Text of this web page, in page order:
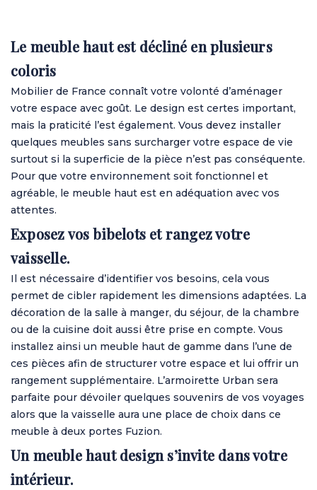
Le meuble haut est décliné en plusieurs
coloris
Mobilier de France connaît votre volonté d’aménager
votre espace avec goût. Le design est certes important,
mais la praticité l’est également. Vous devez installer
quelques meubles sans surcharger votre espace de vie
surtout si la superficie de la pièce n’est pas conséquente.
Pour que votre environnement soit fonctionnel et
agréable, le meuble haut est en adéquation avec vos
attentes.
Exposez vos bibelots et rangez votre
vaisselle.
Il est nécessaire d’identifier vos besoins, cela vous
permet de cibler rapidement les dimensions adaptées. La
décoration de la salle à manger, du séjour, de la chambre
ou de la cuisine doit aussi être prise en compte. Vous
installez ainsi un meuble haut de gamme dans l’une de
ces pièces afin de structurer votre espace et lui offrir un
rangement supplémentaire. L’armoirette Urban sera
parfaite pour dévoiler quelques souvenirs de vos voyages
alors que la vaisselle aura une place de choix dans ce
meuble à deux portes Fuzion.
Un meuble haut design s’invite dans votre
intérieur.